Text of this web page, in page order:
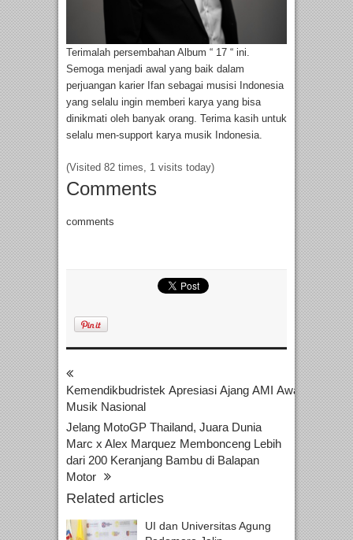
Terimalah persembahan Album “ 17 “ ini.
Semoga menjadi awal yang baik dalam
perjuangan karier Ifan sebagai musisi Indonesia
yang selalu ingin memberi karya yang bisa
dinikmati oleh banyak orang. Terima kasih untuk
selalu men-support karya musik Indonesia.
(Visited 82 times, 1 visits today)
Comments
comments
Kemendikbudristek Apresiasi Ajang AMI Awards untuk
Musik Nasional
Jelang MotoGP Thailand, Juara Dunia
Marc x Alex Marquez Membonceng Lebih
dari 200 Keranjang Bambu di Balapan
Motor
Related articles
UI dan Universitas Agung